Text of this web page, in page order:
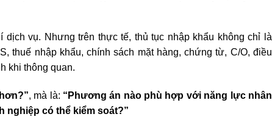
vụ. Nhưng trên thực tế, thủ tục nhập khẩu không chỉ là
thuế nhập khẩu, chính sách mặt hàng, chứng từ, C/O, điều
khi thông quan.
, mà là: “Phương án nào phù hợp với năng lực nhân
nghiệp có thể kiểm soát?”